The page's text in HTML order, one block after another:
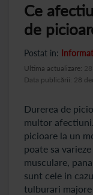
Ce
de
Postat in:
Data publicării: 28
Ultima actualizare:
Durerea de
multor
picioare la un
poate sa
musculare,
sunt cele in
tulburari